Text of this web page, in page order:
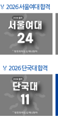
🏅 2026 서울여대 합격
🏅 2026 단국대 합격